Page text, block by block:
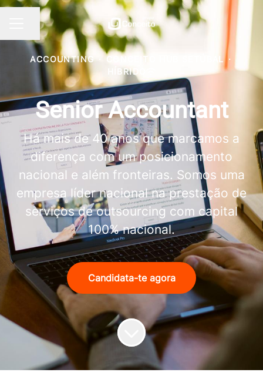
MENU DE CARREIRAS
Partilhar página
ACCOUNTING CONCEITO HUB SETÚBAL ·
HÍBRIDO
Senior Accountant
Há mais de 40 anos que marcamos a
diferença com um posicionamento
nacional e além fronteiras. Somos uma
empresa líder nacional na prestação de
serviços de outsourcing com capital
100% nacional.
Candidata-te agora